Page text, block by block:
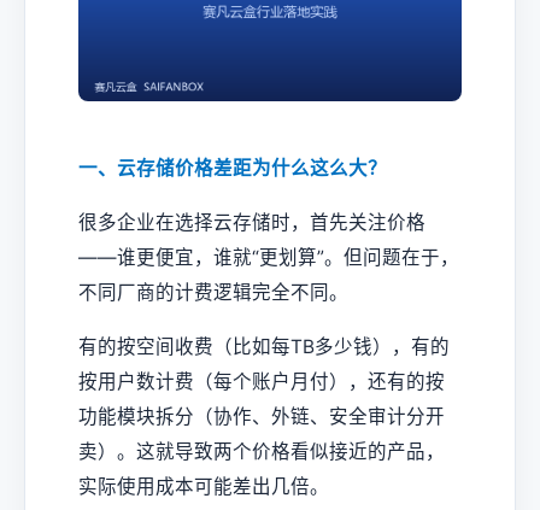
一、云存储价格差距为什么这么大？
很多企业在选择云存储时，首先关注价格
——谁更便宜，谁就“更划算”。但问题在于，
不同厂商的计费逻辑完全不同。
有的按空间收费（比如每TB多少钱），有的
按用户数计费（每个账户月付），还有的按
功能模块拆分（协作、外链、安全审计分开
卖）。这就导致两个价格看似接近的产品，
实际使用成本可能差出几倍。